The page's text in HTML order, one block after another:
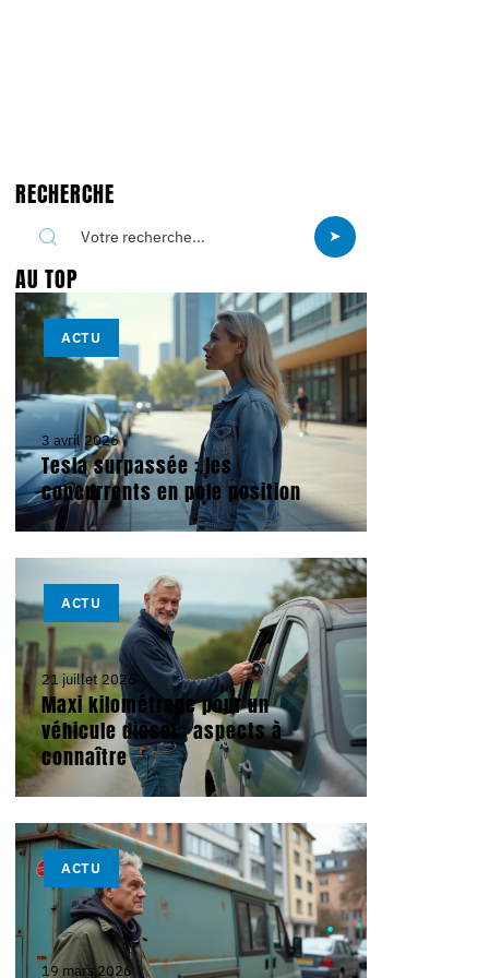
RECHERCHE
AU TOP
ACTU
3 avril 2026
Tesla surpassée : les
concurrents en pole position
ACTU
21 juillet 2026
Maxi kilométrage pour un
véhicule diesel : aspects à
connaître
ACTU
19 mars 2026